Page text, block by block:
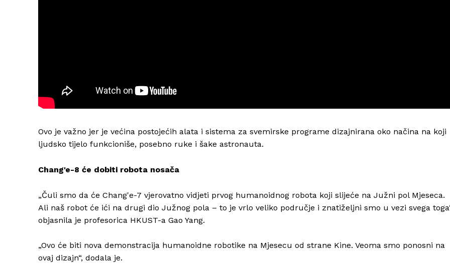
O nama
Ovo je važno jer je većina postojećih alata i sistema za svemirske programe dizajnirana oko načina na koji
ljudsko tijelo funkcioniše, posebno ruke i šake astronauta.
Chang'e-8 će dobiti robota nosača
„Čuli smo da će Chang'e-7 vjerovatno vidjeti prvog humanoidnog robota koji slijeće na Južni pol Mjeseca.
Ali naš robot će ići na drugi dio Južnog pola – to je vrlo veliko područje i znatiželjni smo u vezi svega
objasnila je profesorica HKUST-a Gao Yang.
„Ovo će biti nova demonstracija humanoidne robotike na Mjesecu od strane Kine. Veoma smo ponosni na
ovaj dizajn“, dodala je.